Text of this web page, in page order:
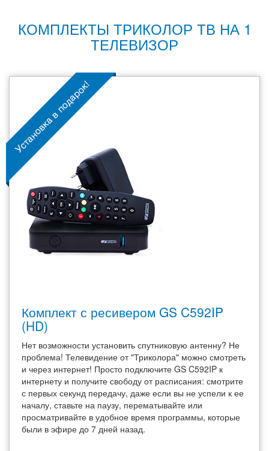
КОМПЛЕКТЫ ТРИКОЛОР ТВ НА 1
ТЕЛЕВИЗОР
Комплект с ресивером GS C592IP
(HD)
Нет возможности установить спутниковую антенну? Не
проблема! Телевидение от "Триколора" можно смотреть
и через интернет! Просто подключите GS C592IP к
интернету и получите свободу от расписания: смотрите
с первых секунд передачу, даже если вы не успели к ее
началу, ставьте на паузу, перематывайте или
просматривайте в удобное время программы, которые
были в эфире до 7 дней назад.